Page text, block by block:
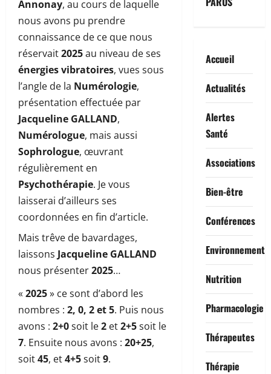
Annonay, au cours de laquelle
nous avons pu prendre
connaissance de ce que nous
réservait2025au niveau de ses
énergies vibratoires, vues sous
l’angle de la Numérologie,
présentation effectuée par
Jacqueline GALLAND,
Numérologue, mais aussi
Sophrologue, œuvrant
régulièrement en
Psychothérapie. Je vous
laisserai d’ailleurs ses
coordonnées en fin d’article.
Mais trêve de bavardages,
laissons Jacqueline GALLAND
nous présenter2025…
«2025» ce sont d’abord les
nombres : 2, 0, 2 et 5. Puis nous
avons : 2+0soit le2 et2+5soit le
7. Ensuite nous avons : 20+25,
soit45, et4+5soit9.
Accueil
Actualités
Alertes
Santé
Associations
Bien-être
Conférences
Environnement
Nutrition
Pharmacologie
Thérapeutes
Thérapie